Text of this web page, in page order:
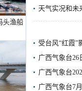
头渔船
天气实况和未
受台风“红霞”
有较强降雨
广西气象台26
广西气象台
预警
广西气象台7